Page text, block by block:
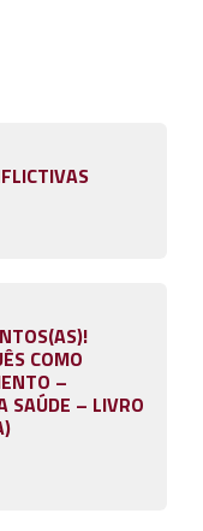
COMO
–
SAÚDE – LIVRO